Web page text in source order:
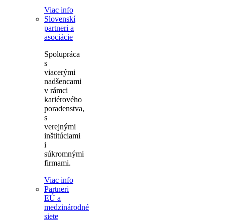
Viac info
Slovenskí
partneri a
asociácie
Spolupráca
s
viacerými
nadšencami
v rámci
kariérového
poradenstva,
s
verejnými
inštitúciami
i
súkromnými
firmami.
Viac info
Partneri
EÚ a
medzinárodné
siete